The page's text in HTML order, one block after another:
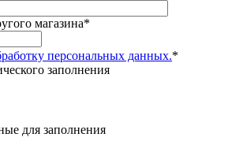
магазина*
персональных данных.*
заполнения
для заполнения